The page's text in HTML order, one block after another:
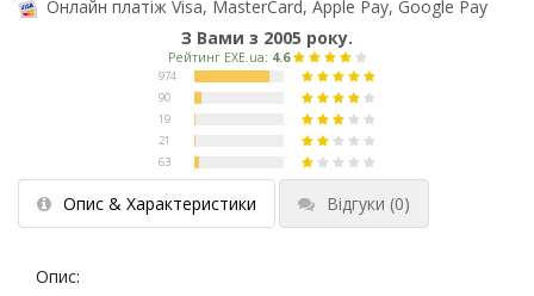
Онлайн платіж Visa, MasterCard, Apple Pay, Google Pay
З Вами з 2005 року.
Опис & Характеристики Відгуки (0)
Опис: